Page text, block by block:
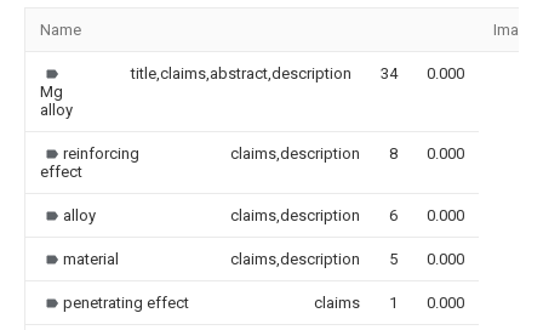
Name Image
Mg
alloy
title,claims,abstract,description 34 0.000
reinforcing
effect
claims,description 8 0.000
alloy claims,description 6 0.000
material claims,description 5 0.000
penetrating effect claims 1 0.000